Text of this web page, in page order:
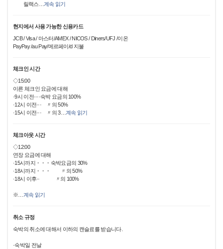
릴랙스
계속 읽기
현지에서 사용 가능한 신용카드
JCB / Visa / 마스터/AMEX / NICOS / Diners/UFJ /이온
PayPay /au Pay/메르페이/d 지불
체크인 시간
◇15:00
이른 체크인 요금에 대해
·9시 이전····숙박 요금의 100%
·12시 이전··· 〃의 50%
·15시 이전··· 〃의 3… 계속 읽기
체크아웃 시간
◇12:00
연장 요금에 대해
·15시까지・・・숙박요금의 30%
·18시까지・・・ 〃의 50%
·18시 이후·· 〃의 100%
※ 계속 읽기
취소 규정
숙박의 취소에 대해서 이하의 캔슬료를 받습니다.
·숙박일 전날